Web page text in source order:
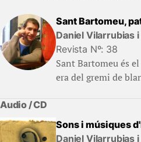
Sant Bartomeu,
Daniel Vilarrubias
Revista Nº: 38
Sant Bartomeu és
era del gremi de
Audio / CD
Sons i músiques
Daniel Vilarrubias